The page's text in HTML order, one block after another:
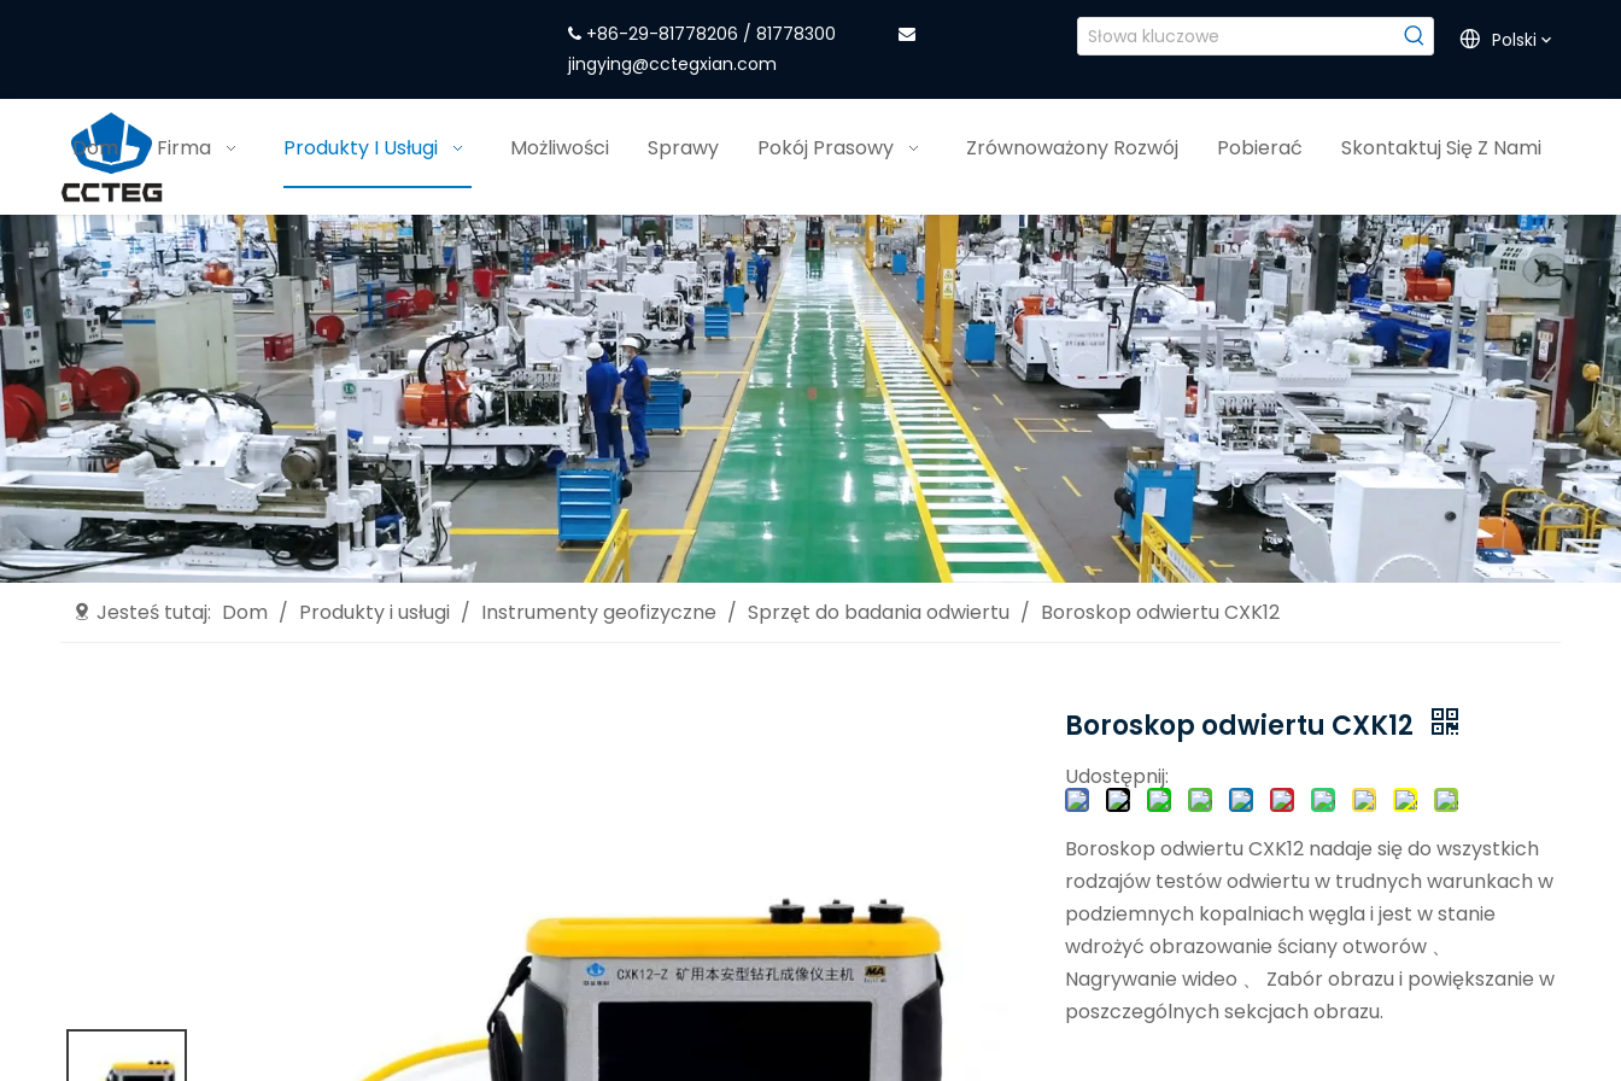
 +86-29-81778206 / 81778300
jingying@cctegxian.com
Polski
Dom Firma Produkty I Usługi Możliwości Sprawy Pokój Prasowy Zrównoważony Rozwój Pobierać Skontaktuj Się Z Nami
Jesteś tutaj: Dom / Produkty i usługi / Instrumenty geofizyczne / Sprzęt do badania odwiertu / Boroskop odwiertu CXK12
Boroskop odwiertu CXK12
Udostępnij:
Boroskop odwiertu CXK12 nadaje się do wszystkich
rodzajów testów odwiertu w trudnych warunkach w
podziemnych kopalniach węgla i jest w stanie
wdrożyć obrazowanie ściany otworów 、
Nagrywanie wideo 、 Zabór obrazu i powiększanie w
poszczególnych sekcjach obrazu.